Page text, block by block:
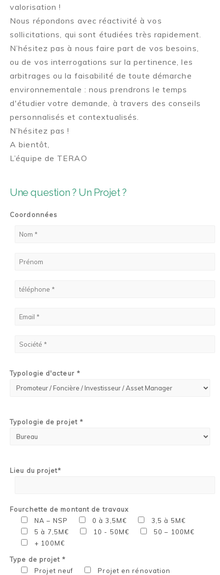
Une question ? Un Projet ?
Coordonnées
Typologie d'acteur *
Typologie de projet *
Lieu du projet*
Fourchette de montant de travaux
NA – NSP
0 à 3,5M€
3,5 à 5M€
5 à 7,5M€
10 - 50M€
50 – 100M€
+ 100M€
Type de projet *
Projet neuf
Projet en rénovation
valorisation !
Nous répondons avec réactivité à vos
sollicitations, qui sont étudiées très rapidement.
N’hésitez pas à nous faire part de vos besoins,
ou de vos interrogations sur la pertinence, les
arbitrages ou la faisabilité de toute démarche
environnementale : nous prendrons le temps
d'étudier votre demande, à travers des conseils
personnalisés et contextualisés.
N’hésitez pas !
A bientôt,
L’équipe de TERAO